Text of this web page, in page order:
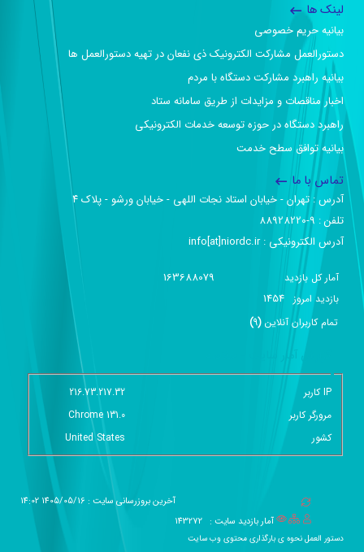
لینک ها
بیانیه حریم خصوصی
دستورالعمل مشارکت الکترونیک ذی نفعان در تهیه دستورالعمل ها
بیانیه راهبرد مشارکت دستگاه با مردم
اخبار مناقصات و مزایدات از طریق سامانه ستاد
راهبرد دستگاه در حوزه توسعه خدمات الکترونیکی
بیانیه توافق سطح خدمت
تماس با ما
آدرس :‌ تهران - خیابان استاد نجات اللهی - خیابان ورشو - پلاک ۴
تلفن :‌ 9-88928220
آدرس الکترونیکی :‌ info[at]niordc.ir
آمار کل بازدید 163688079
بازديد امروز 1454
تمام کاربران آنلاين (
9
)
IP کاربر
216.73.217.32
مرورگر کاربر
Chrome 131.0
کشور
United States
آخرین بروزرسانی سایت : 1405/05/16 14:02
آمار بازدید سایت : 143272
دستور العمل نحوه ی بارگذاری محتوی وب سایت